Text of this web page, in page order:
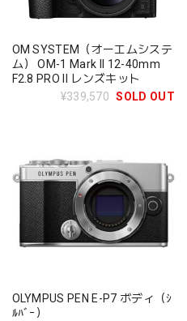
OM SYSTEM（オーエムシステ
ム） OM-1 Mark II 12-40mm
F2.8 PRO II レンズキット
¥339,570 SOLD OUT
OLYMPUS PEN E-P7 ボディ（ｼ
ﾙﾊﾞｰ）